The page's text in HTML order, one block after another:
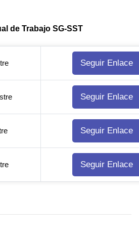
de Trabajo SG-SST
Seguir Enlace
Seguir Enlace
Seguir Enlace
Seguir Enlace